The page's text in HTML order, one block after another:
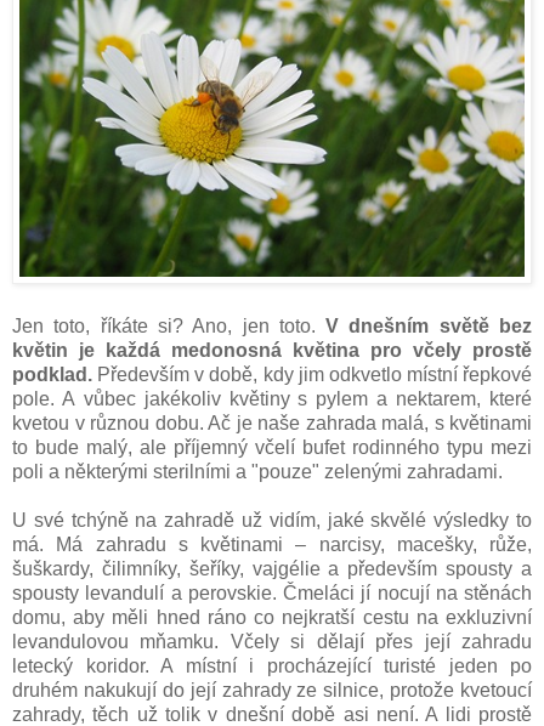
Jen toto, říkáte si? Ano, jen toto.V dnešním světě bez
květin je každá medonosná květina pro včely prostě
podklad. Především v době, kdy jim odkvetlo místní řepkové
pole. A vůbec jakékoliv květiny s pylem a nektarem, které
kvetou v různou dobu. Ač je naše zahrada malá, s květinami
to bude malý, ale příjemný včelí bufet rodinného typu mezi
poli a některými sterilními a "pouze" zelenými zahradami.
U své tchýně na zahradě už vidím, jaké skvělé výsledky to
má. Má zahradu s květinami – narcisy, macešky, růže,
šuškardy, čilimníky, šeříky, vajgélie a především spousty a
spousty levandulí a perovskie. Čmeláci jí nocují na stěnách
domu, aby měli hned ráno co nejkratší cestu na exkluzivní
levandulovou mňamku. Včely si dělají přes její zahradu
letecký koridor. A místní i procházející turisté jeden po
druhém nakukují do její zahrady ze silnice, protože kvetoucí
zahrady, těch už tolik v dnešní době asi není. A lidi prostě